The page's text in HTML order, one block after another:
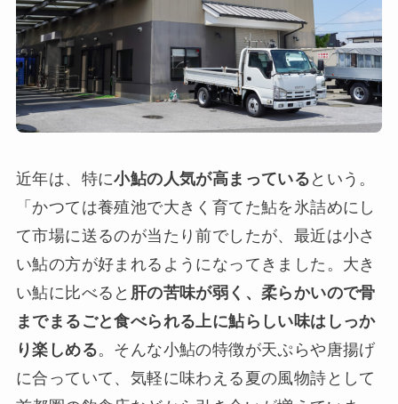
近年は、特に小鮎の人気が高まっている という。
「かつては養殖池で大きく育てた鮎を氷詰めにし
て市場に送るのが当たり前でしたが、最近は小さ
い鮎の方が好まれるようになってきました。大き
い鮎に比べると 肝の苦味が弱く、柔らかいので骨
までまるごと食べられる上に鮎らしい味はしっか
り楽しめる。そんな小鮎の特徴が天ぷらや唐揚げ
に合っていて、気軽に味わえる夏の風物詩として